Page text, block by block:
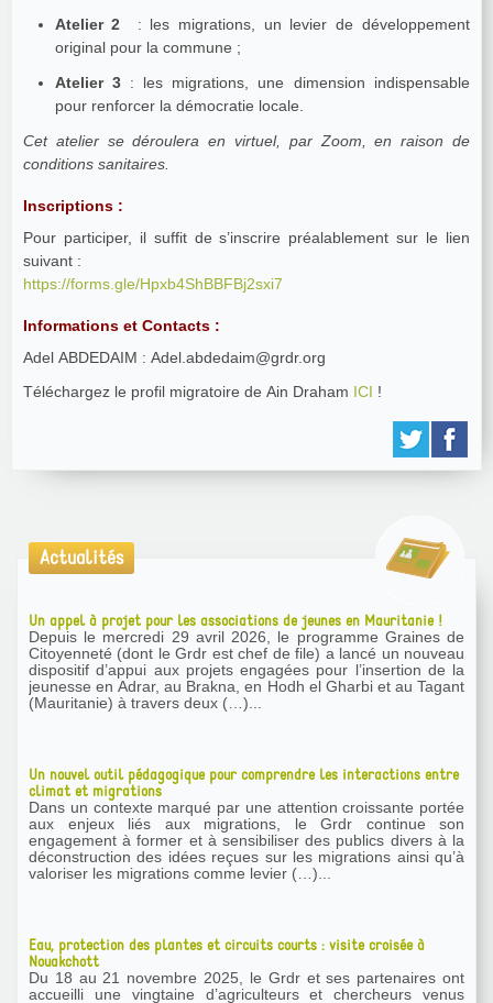
Atelier 2
: les migrations, un levier de développement
original pour la commune ;
Atelier 3: les migrations, une dimension indispensable
pour renforcer la démocratie locale.
Cet atelier se déroulera en virtuel, par Zoom, en raison de
conditions sanitaires.
Inscriptions :
Pour participer, il suffit de s’inscrire préalablement sur le lien
suivant :
https://forms.gle/Hpxb4ShBBFBj2sxi7
Informations et Contacts :
Adel ABDEDAIM : Adel.abdedaim@grdr.org
Téléchargez le profil migratoire de Ain Draham ICI !
Actualités
Un appel à projet pour les associations de jeunes en Mauritanie !
Depuis le mercredi 29 avril 2026, le programme Graines de
Citoyenneté (dont le Grdr est chef de file) a lancé un nouveau
dispositif d’appui aux projets engagées pour l’insertion de la
jeunesse en Adrar, au Brakna, en Hodh el Gharbi et au Tagant
(Mauritanie) à travers deux (…)...
Un nouvel outil pédagogique pour comprendre les interactions entre
climat et migrations
Dans un contexte marqué par une attention croissante portée
aux enjeux liés aux migrations, le Grdr continue son
engagement à former et à sensibiliser des publics divers à la
déconstruction des idées reçues sur les migrations ainsi qu’à
valoriser les migrations comme levier (…)...
Eau, protection des plantes et circuits courts : visite croisée à
Nouakchott
Du 18 au 21 novembre 2025, le Grdr et ses partenaires ont
accueilli une vingtaine d’agriculteurs et chercheurs venus